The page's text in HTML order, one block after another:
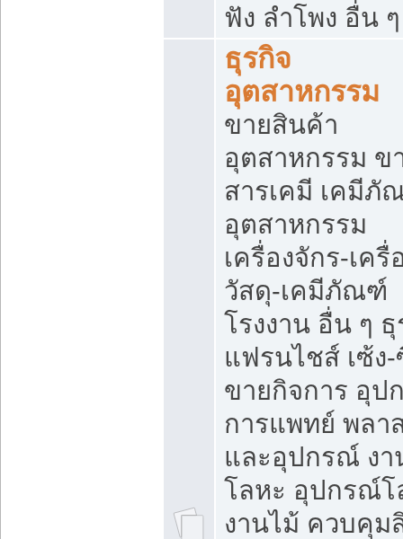
ฟัง ลำโพง อื่น ๆ
ธุรกิจ
อุตสาหกรรม
ขายสินค้า
อุตสาหกรรม ข
สารเคมี เคมีภั
อุตสาหกรรม
เครื่องจักร-เครื่
วัสดุ-เคมีภัณฑ์
โรงงาน อื่น ๆ
แฟรนไชส์ เซ้ง
ขายกิจการ อุป
การแพทย์ พลา
และอุปกรณ์ งา
โลหะ อุปกรณ์โ
งานไม้ ควบคุม